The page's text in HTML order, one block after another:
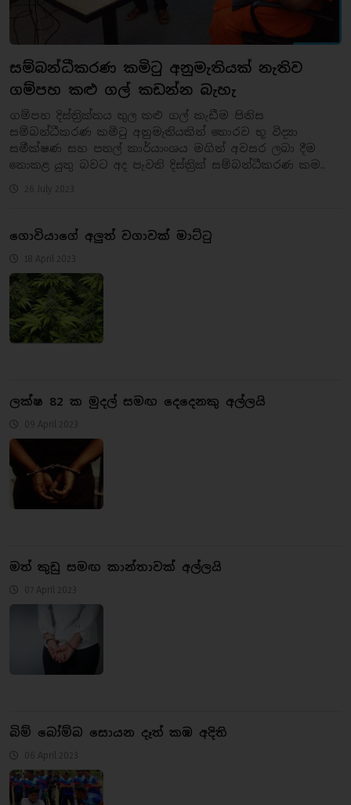
සම්බන්ධීකරණ කමිටු අනුමැතියක් නැතිව
ගම්පහ කළු ගල් කඩන්න බැහැ
ගම්පහ දිස්ත්‍රික්කය තුල කළු ගල් කැඩීම පිනිස
සම්බන්ධීකරණ කමිටු අනුමැතියකින් තොරව භූ විද්‍යා
සමීක්ෂණ සහ පතල් කාර්යාංශය මගින් අවසර ලබා දීම
නොකළ යුතු බවට අද පැවති දිස්ත්‍රික් සම්බන්ධීකරණ කම..
26 July 2023
ගොවියාගේ අලුත් වගාවක් මාට්ටු
18 April 2023
ලක්ෂ 82 ක මුදල් සමඟ දෙදෙනකු අල්ලයි
09 April 2023
මත් කුඩු සමඟ කාන්තාවක් අල්ලයි
07 April 2023
බිම් බෝම්බ සොයන දෑත් කඹ අදිති
06 April 2023